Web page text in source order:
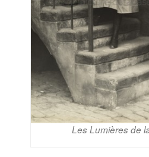
Les Lumières de